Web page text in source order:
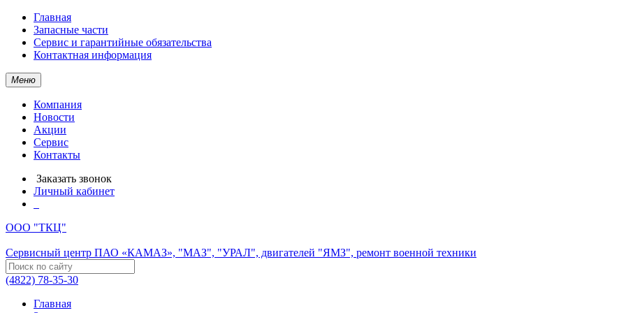
Главная
Запасные части
Сервис и гарантийные обязательства
Контактная информация
Меню
Компания
Новости
Акции
Сервис
Контакты
Заказать звонок
Личный кабинет
ООО "ТКЦ"
Сервисный центр ПАО «КАМАЗ», "МАЗ", "УРАЛ", двигателей "ЯМЗ", ремонт военной техники
(4822) 78-35-30
Главная